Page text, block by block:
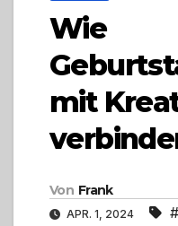
Wie
mit
Von Frank
APR. 1, 2024